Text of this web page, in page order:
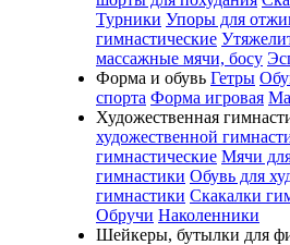
Турники Упоры для
гимнастические
массажные мячи, босу
Форма и обувь Гетры
спорта Форма игровая
Художественная
художественной
гимнастические Мячи
гимнастики Обувь для
гимнастики Скакалки
Обручи Наколенники
Шейкеры, бутылки для